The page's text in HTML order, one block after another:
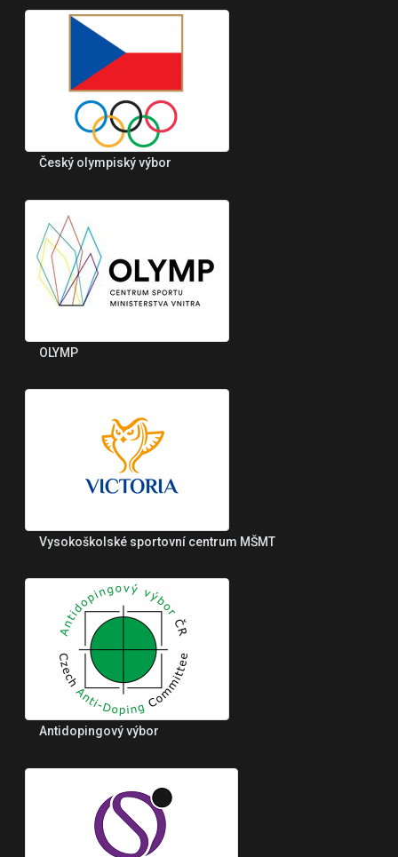
Český olympiský výbor
OLYMP
Vysokoškolské sportovní centrum MŠMT
Antidopingový výbor